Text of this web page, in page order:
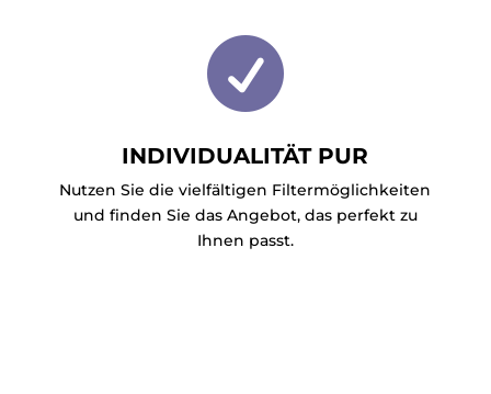

INDIVIDUALITÄT PUR
Nutzen Sie die vielfältigen Filtermöglichkeiten
und finden Sie das Angebot, das perfekt zu
Ihnen passt.